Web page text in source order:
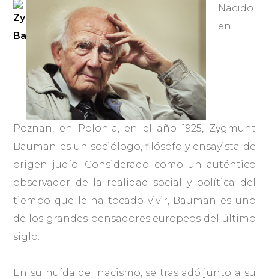
Nacido
en
Poznan, en Polonia, en el año 1925, Zygmunt
Bauman es un sociólogo, filósofo y ensayista de
origen judío. Considerado como un auténtico
observador de la realidad social y política del
tiempo que le ha tocado vivir, Bauman es uno
de los grandes pensadores europeos del último
siglo.
En su huída del nacismo, se trasladó junto a su